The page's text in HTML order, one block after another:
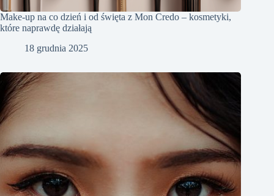
Make-up na co dzień i od święta z Mon Credo – kosmetyki,
które naprawdę działają
18 grudnia 2025